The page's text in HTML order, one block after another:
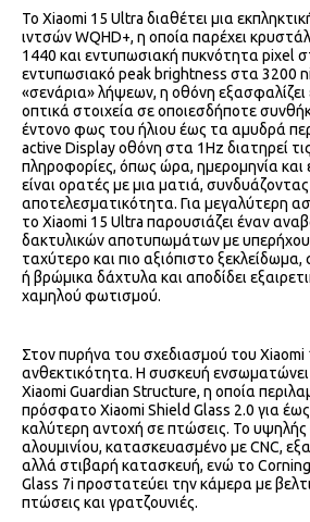
Το Xiaomi 15 Ultra διαθέτει μια
ιντσών WQHD+, η οποία παρέχει
1440 και εντυπωσιακή πυκνότητα pixel
εντυπωσιακό peak brightness στα 3200
«σενάρια» λήψεων, η οθόνη
οπτικά στοιχεία σε οποιεσδήποτε
έντονο φως του ήλιου έως τα αμυδρά
active Display οθόνη στα 1Hz διατηρεί
πληροφορίες, όπως ώρα, ημερομηνία και
είναι ορατές με μια ματιά,
αποτελεσματικότητα. Για μεγαλύτερη
το Xiaomi 15 Ultra παρουσιάζει έναν
δακτυλικών αποτυπωμάτων με
ταχύτερο και πιο αξιόπιστο
ή βρώμικα δάχτυλα και αποδίδει
χαμηλού φωτισμού.
Στον πυρήνα του σχεδιασμού του Xiaomi
ανθεκτικότητα. Η συσκευή
Xiaomi Guardian Structure, η οποία
πρόσφατο Xiaomi Shield Glass 2.0 για
καλύτερη αντοχή σε πτώσεις. Το υψηλής
αλουμινίου, κατασκευασμένο με CNC,
αλλά στιβαρή κατασκευή, ενώ το
Glass 7i προστατεύει την κάμερα με
πτώσεις και γρατζουνιές.